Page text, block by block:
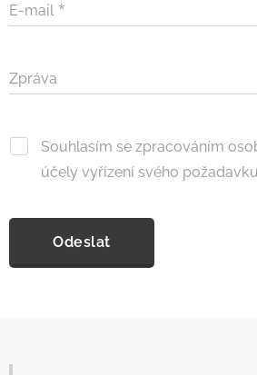
E-mail
Zpráva
Souhlasím se zpracováním
účely vyřízení svého požadavku
Odeslat